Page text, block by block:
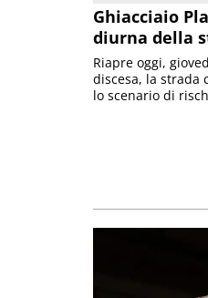
Ghiacciaio
diurna della
Riapre oggi,
discesa, la strada
lo scenario di